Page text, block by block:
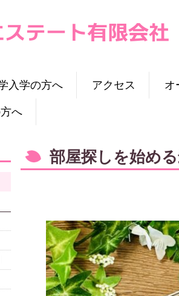
入学の方へ アクセス オ
へ
部屋探しを始め